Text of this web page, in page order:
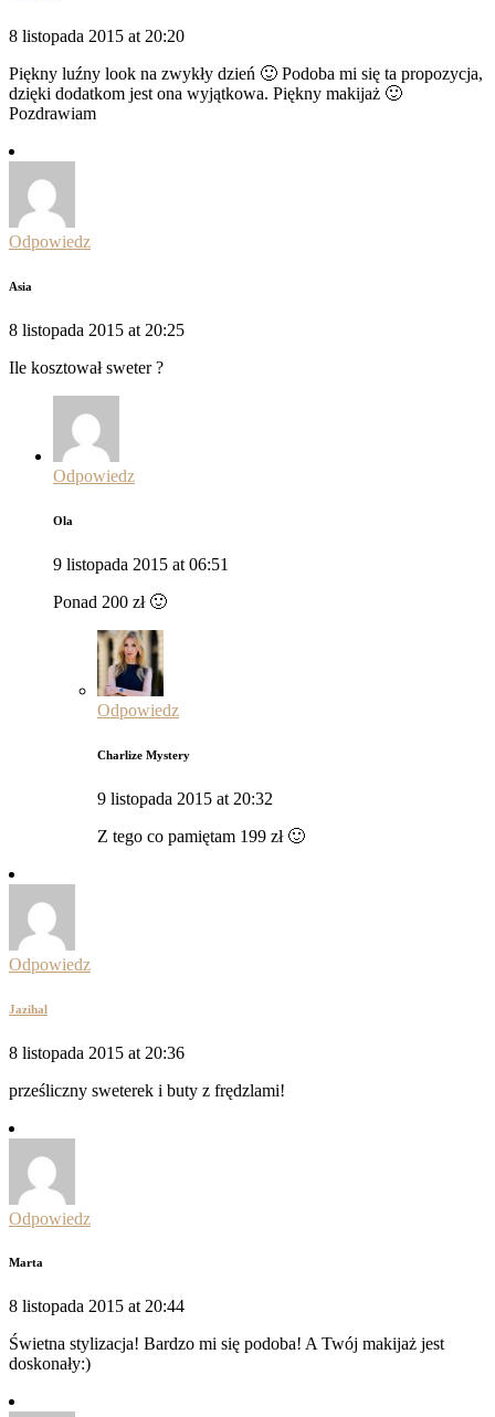
8 listopada 2015 at 20:20
Piękny luźny look na zwykły dzień 🙂 Podoba mi się ta propozycja,
dzięki dodatkom jest ona wyjątkowa. Piękny makijaż 🙂
Pozdrawiam
Odpowiedz
Asia
8 listopada 2015 at 20:25
Ile kosztował sweter ?
Odpowiedz
Ola
9 listopada 2015 at 06:51
Ponad 200 zł 🙂
Odpowiedz
Charlize Mystery
9 listopada 2015 at 20:32
Z tego co pamiętam 199 zł 🙂
Odpowiedz
Jazihal
8 listopada 2015 at 20:36
prześliczny sweterek i buty z frędzlami!
Odpowiedz
Marta
8 listopada 2015 at 20:44
Świetna stylizacja! Bardzo mi się podoba! A Twój makijaż jest
doskonały:)